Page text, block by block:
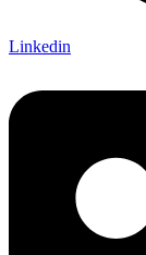
Linkedin